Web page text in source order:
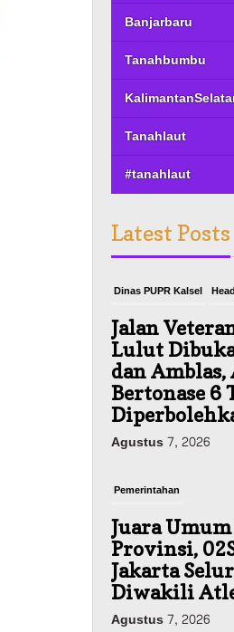
Banjarbaru
Tanahbumbu
Tanahlaut
#tanahlaut
Latest Posts
Dinas PUPR Kalsel
Jalan
Lulut Dibuka
dan
Bertonase 6
Agustus 7, 2026
Pemerintahan
Juara
Provinsi,
Jakarta
Diwakili
Agustus 7, 2026